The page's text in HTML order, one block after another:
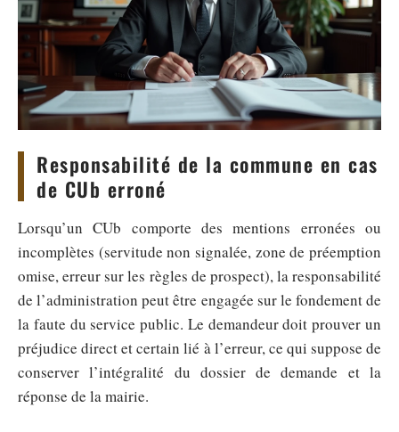
Responsabilité de la commune en cas
de CUb erroné
Lorsqu’un CUb comporte des mentions erronées ou
incomplètes (servitude non signalée, zone de préemption
omise, erreur sur les règles de prospect), la responsabilité
de l’administration peut être engagée sur le fondement de
la faute du service public. Le demandeur doit prouver un
préjudice direct et certain lié à l’erreur, ce qui suppose de
conserver l’intégralité du dossier de demande et la
réponse de la mairie.